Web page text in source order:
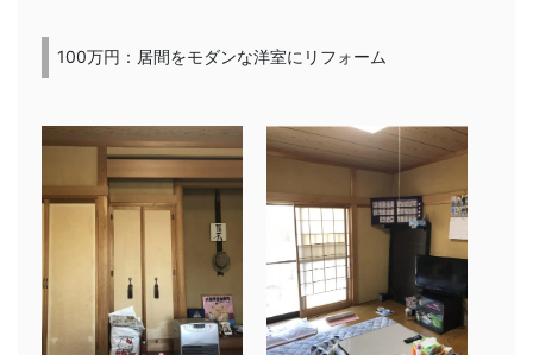
100万円：居間をモダンな洋室にリフォーム